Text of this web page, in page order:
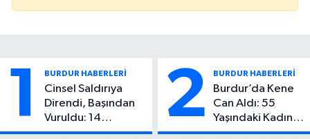
1 BURDUR HABERLERİ
Cinsel Saldırıya
Direndi, Başından
Vuruldu: 14
Yaşındaki Çocuktan
2 BURDUR HABERLERİ
Burdur’da Kene
Can Aldı: 55
Yaşındaki Kadın
Hayatını Kaybetti